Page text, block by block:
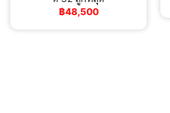
฿48,500